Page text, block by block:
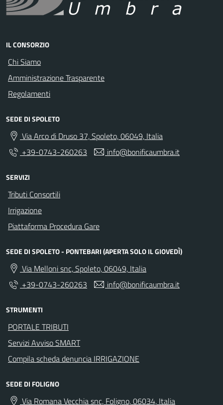
IL CONSORZIO
Chi Siamo
Amministrazione Trasparente
Regolamenti
SEDE DI SPOLETO
Via Arco di Druso 37, Spoleto, 06049, Italia
+39-0743-260263
info@bonificaumbra.it
SERVIZI
Tributi Consortili
Irrigazione
Piattaforma Procedura Gare
SEDE DI SPOLETO - PONTEBARI (APERTA SOLO IL GIOVEDÌ)
Via Melloni snc, Spoleto, 06049, Italia
+39-0743-260263
info@bonificaumbra.it
STRUMENTI
PORTALE TRIBUTI
Servizi Avviso SMART
Compila scheda denuncia IRRIGAZIONE
SEDE DI FOLIGNO
Via Romana Vecchia snc, Foligno, 06034, Italia